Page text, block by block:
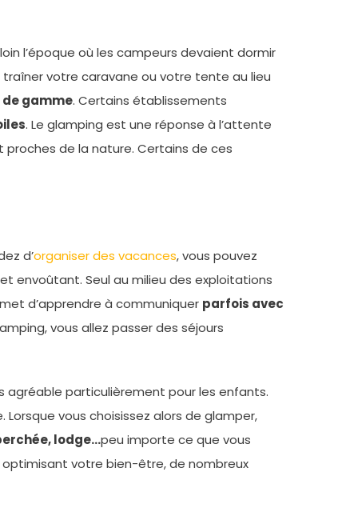
l’époque où les campeurs devaient dormir
traîner votre caravane ou votre tente au lieu
de gamme. Certains établissements
. Le glamping est une réponse à l’attente
de la nature. Certains de ces
d’organiser des vacances, vous pouvez
envoûtant. Seul au milieu des exploitations
d’apprendre à communiquer parfois avec
vous allez passer des séjours
agréable particulièrement pour les enfants.
vous choisissez alors de glamper,
lodge…peu importe ce que vous
optimisant votre bien-être, de nombreux